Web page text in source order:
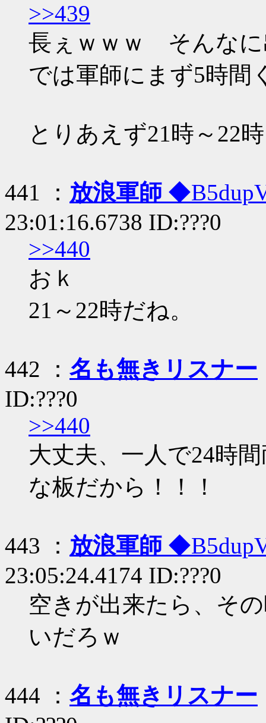
>>439
長ぇｗｗｗ そんなに
では軍師にまず5時間
とりあえず21時～22
441 ： 放浪軍師
23:01:16.6738 ID:???0
>>440
おｋ
21～22時だね。
442 ： 名も無きリスナー
ID:???0
>>440
大丈夫、一人で24時
な板だから！！！
443 ： 放浪軍師
23:05:24.4174 ID:???0
空きが出来たら、そ
いだろｗ
444 ： 名も無きリスナー